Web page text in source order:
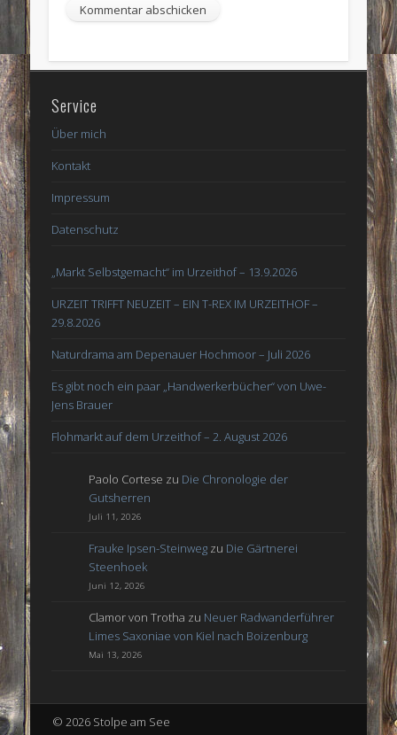
Service
Über mich
Kontakt
Impressum
Datenschutz
„Markt Selbstgemacht“ im Urzeithof – 13.9.2026
URZEIT TRIFFT NEUZEIT – EIN T-REX IM URZEITHOF –
29.8.2026
Naturdrama am Depenauer Hochmoor – Juli 2026
Es gibt noch ein paar „Handwerkerbücher“ von Uwe-
Jens Brauer
Flohmarkt auf dem Urzeithof – 2. August 2026
Paolo Cortese zu Die Chronologie der
Gutsherren
Juli 11, 2026
Frauke Ipsen-Steinweg zu Die Gärtnerei
Steenhoek
Juni 12, 2026
Clamor von Trotha zu Neuer Radwanderführer
Limes Saxoniae von Kiel nach Boizenburg
Mai 13, 2026
© 2026 Stolpe am See